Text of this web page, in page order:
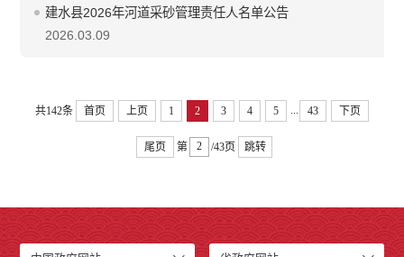
建水县2026年河道采砂管理责任人名单公告
2026.03.09
共142条 首页 上页 1 2 3 4 5 43 下页
尾页 第 /43页 跳转